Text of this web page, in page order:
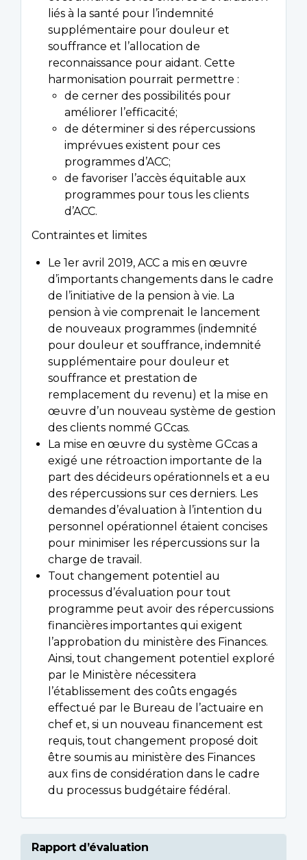
liés à la santé pour l’indemnité
supplémentaire pour douleur et
souffrance et l’allocation de
reconnaissance pour aidant. Cette
harmonisation pourrait permettre :
de cerner des possibilités pour
améliorer l’efficacité;
de déterminer si des répercussions
imprévues existent pour ces
programmes d’ACC;
de favoriser l’accès équitable aux
programmes pour tous les clients
d’ACC.
Contraintes et limites
Le 1er avril 2019, ACC a mis en œuvre
d’importants changements dans le cadre
de l’initiative de la pension à vie. La
pension à vie comprenait le lancement
de nouveaux programmes (indemnité
pour douleur et souffrance, indemnité
supplémentaire pour douleur et
souffrance et prestation de
remplacement du revenu) et la mise en
œuvre d’un nouveau système de gestion
des clients nommé GCcas.
La mise en œuvre du système GCcas a
exigé une rétroaction importante de la
part des décideurs opérationnels et a eu
des répercussions sur ces derniers. Les
demandes d’évaluation à l’intention du
personnel opérationnel étaient concises
pour minimiser les répercussions sur la
charge de travail.
Tout changement potentiel au
processus d’évaluation pour tout
programme peut avoir des répercussions
financières importantes qui exigent
l’approbation du ministère des Finances.
Ainsi, tout changement potentiel exploré
par le Ministère nécessitera
l’établissement des coûts engagés
effectué par le Bureau de l’actuaire en
chef et, si un nouveau financement est
requis, tout changement proposé doit
être soumis au ministère des Finances
aux fins de considération dans le cadre
du processus budgétaire fédéral.
Rapport d’évaluation